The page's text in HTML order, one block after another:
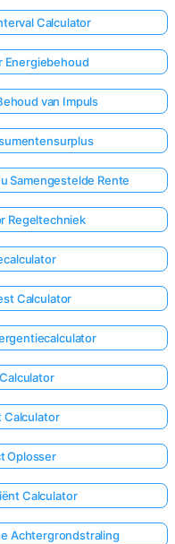
Calculator
Energiebehoud
van Impuls
Samengestelde Rente
Regeltechniek
Calculator
Calculator
Oplosser
Calculator
Achtergrondstraling